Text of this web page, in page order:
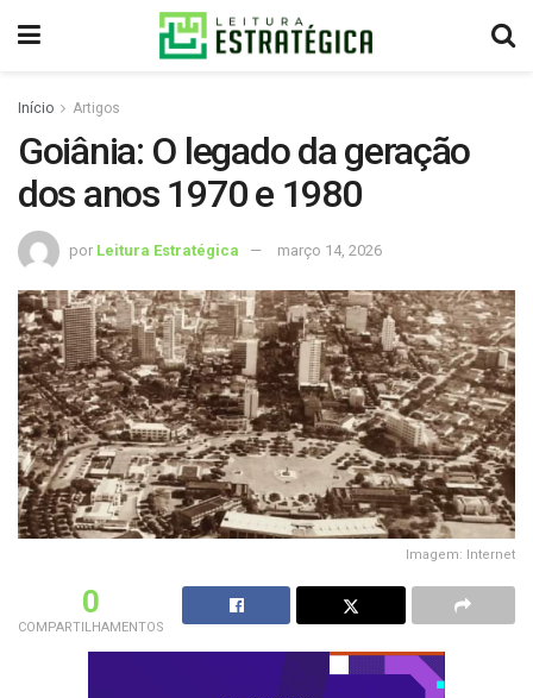
Início Artigos
Goiânia: O legado da geração
dos anos 1970 e 1980
por Leitura Estratégica março 14, 2026
Imagem: Internet
0
COMPARTILHAMENTOS